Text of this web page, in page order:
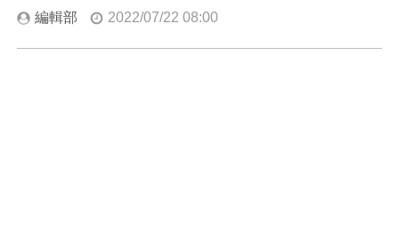
編輯部 2022/07/22 08:00